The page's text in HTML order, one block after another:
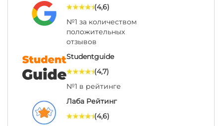
(4,6)
№1 за количеством
положительных
отзывов
Studentguide
(4,7)
№1 в рейтинге
Лаба Рейтинг
(4,6)